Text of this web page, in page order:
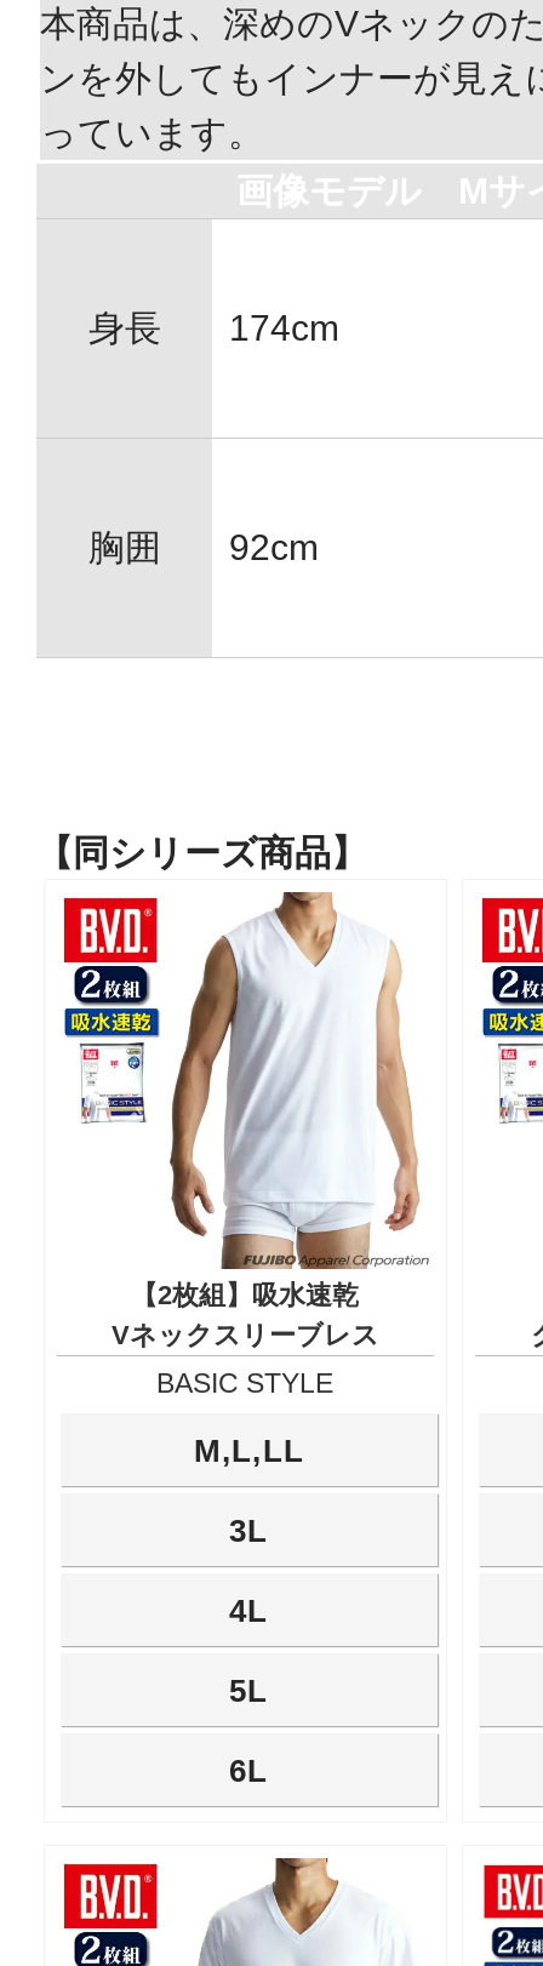
本商品は、深めのVネックの
ンを外してもインナーが見
っています。
画像モデル Mサ
身長 174cm
胸囲 92cm
【同シリーズ商品】
【2枚組】吸水速乾
Vネックスリーブレス
BASIC STYLE
M,L,LL
3L
4L
5L
6L